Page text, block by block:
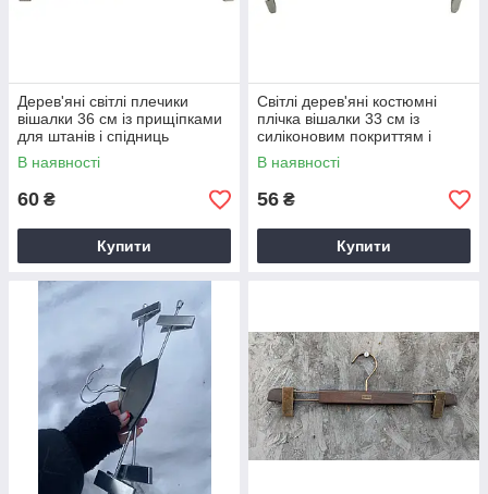
Дерев'яні світлі плечики
вішалки 36 см із прищіпками
для штанів і спідниць
Голландія
В наявності
60 ₴
Купити
Світлі дерев'яні костюмні
плічка вішалки 33 см із
силіконовим покриттям і
прищіпками Англія
В наявності
56 ₴
Купити